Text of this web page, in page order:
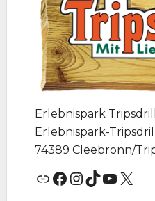
Erlebnispark
Erlebnispark-
74389 Cleebronn/
Link Facebook InstagramTikTok YouTube X